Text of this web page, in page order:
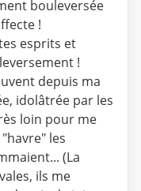
bouleversée
!
esprits et
!
depuis ma
idolâtrée par les
loin pour me
les
(La
ils me